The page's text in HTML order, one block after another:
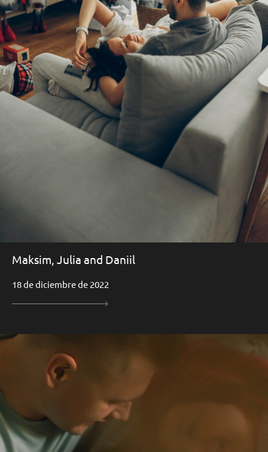
Maksim, Julia and Daniil
18 de diciembre de 2022